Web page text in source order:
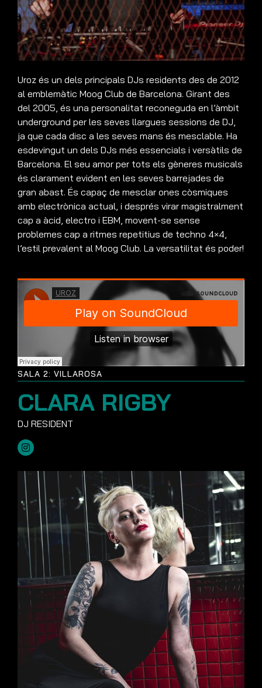
Uroz és un dels principals DJs residents des de 2012
al emblemàtic Moog Club de Barcelona. Girant des
del 2005, és una personalitat reconeguda en l’àmbit
underground per les seves llargues sessions de DJ,
ja que cada disc a les seves mans és mesclable. Ha
esdevingut un dels DJs més essencials i versàtils de
Barcelona. El seu amor per tots els gèneres musicals
és clarament evident en les seves barrejades de
gran abast. És capaç de mesclar ones còsmiques
amb electrònica actual, i després virar magistralment
cap a àcid, electro i EBM, movent-se sense
problemes cap a ritmes repetitius de techno 4×4,
l’estil prevalent al Moog Club. La versatilitat és poder!
SALA 2: VILLAROSA
CLARA RIGBY